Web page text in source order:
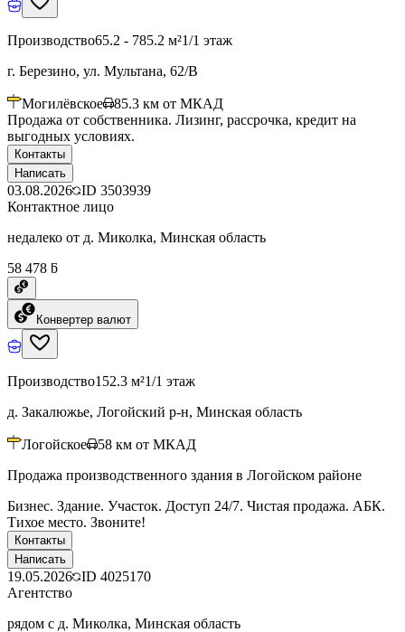
Производство65.2 - 785.2 м²1/1 этаж
г. Березино, ул. Мультана, 62/В
Могилёвское 85.3 км от МКАД
Продажа от собственника. Лизинг, рассрочка, кредит на
выгодных условиях.
Контакты
Написать
03.08.2026 ID 3503939
Контактное лицо
недалеко от д. Миколка, Минская область
58 478 ƃ
Конвертер валют
Производство152.3 м²1/1 этаж
д. Закалюжье, Логойский р-н, Минская область
Логойское 58 км от МКАД
Продажа производственного здания в Логойском районе
Бизнес. Здание. Участок. Доступ 24/7. Чистая продажа. АБК.
Тихое место. Звоните!
Контакты
Написать
19.05.2026 ID 4025170
Агентство
рядом с д. Миколка, Минская область